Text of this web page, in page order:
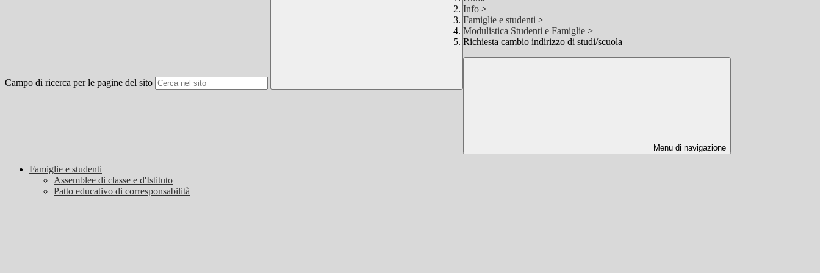
Campo di ricerca per le pagine del sito
Info >
Famiglie e studenti >
Modulistica Studenti e Famiglie >
Richiesta cambio indirizzo di studi/scuola
Menu di navigazione
Famiglie e studenti
Assemblee di classe e d'Istituto
Patto educativo di corresponsabilità